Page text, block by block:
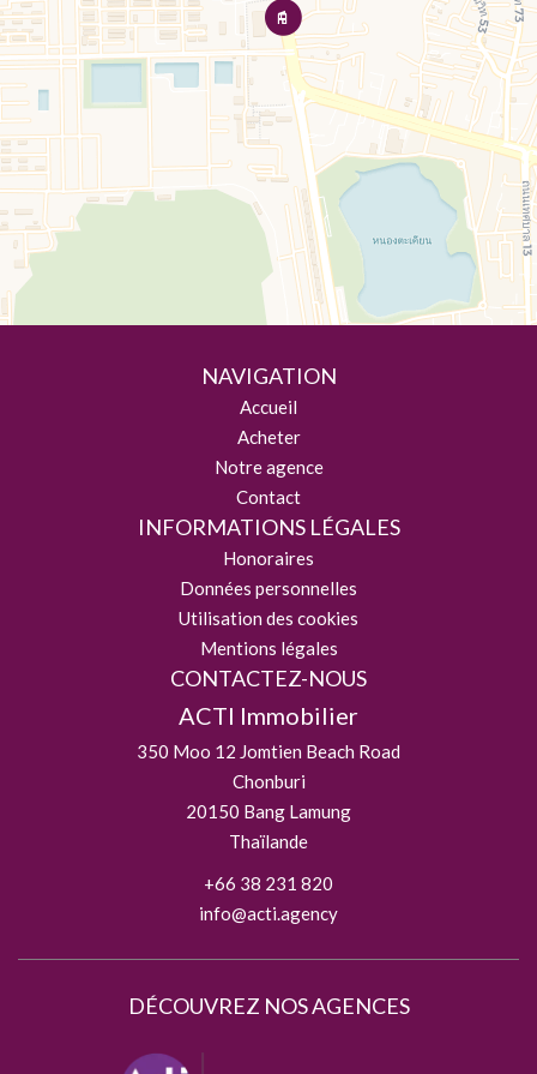
NAVIGATION
Accueil
Acheter
Notre agence
Contact
INFORMATIONS LÉGALES
Honoraires
Données personnelles
Utilisation des cookies
Mentions légales
CONTACTEZ-NOUS
ACTI Immobilier
350 Moo 12 Jomtien Beach Road
Chonburi
20150 Bang Lamung
Thaïlande
+66 38 231 820
info@acti.agency
DÉCOUVREZ NOS AGENCES